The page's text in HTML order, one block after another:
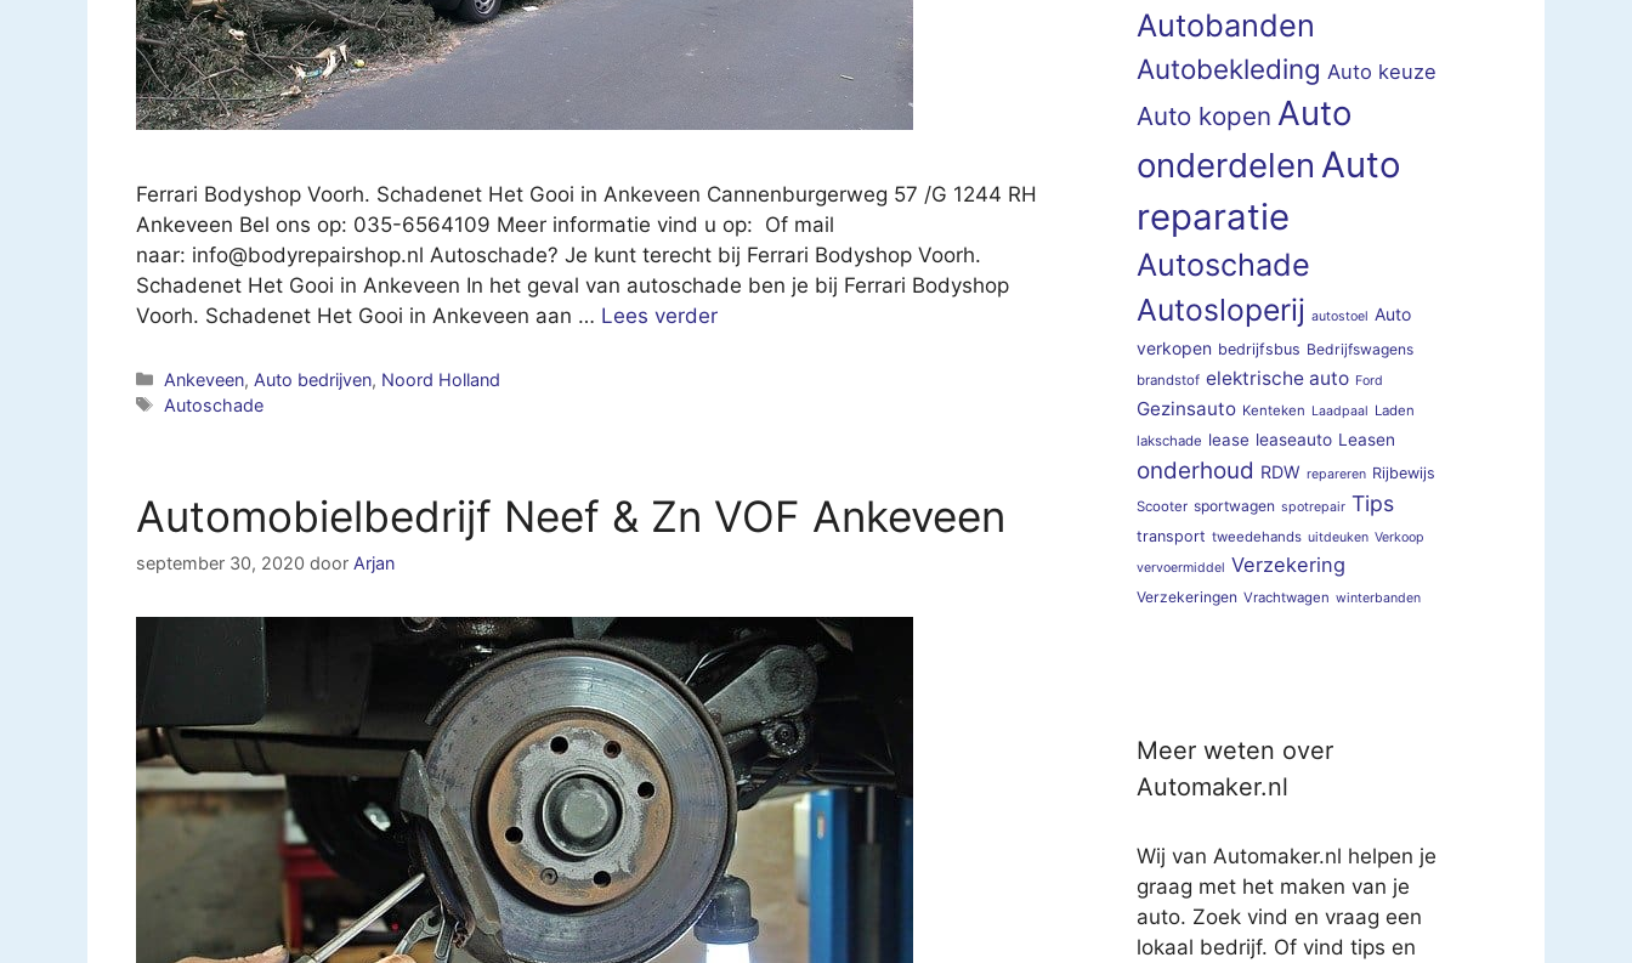
Ferrari Bodyshop Voorh. Schadenet Het Gooi in Ankeveen Cannenburgerweg 57 /G 1244 RH
Ankeveen Bel ons op: 035-6564109 Meer informatie vind u op: Of mail
naar: info@bodyrepairshop.nl Autoschade? Je kunt terecht bij Ferrari Bodyshop Voorh.
Schadenet Het Gooi in Ankeveen In het geval van autoschade ben je bij Ferrari Bodyshop
Voorh. Schadenet Het Gooi in Ankeveen aan … Lees verder
Categorieën
Ankeveen, Auto bedrijven, Noord Holland
Tags
Autoschade
Automobielbedrijf Neef & Zn VOF Ankeveen
september 30, 2020 door Arjan
Autobanden
Autobekleding Auto keuze
Auto kopen Auto
onderdelen Auto
reparatie
Autoschade
Autosloperij autostoel Auto
verkopen bedrijfsbus Bedrijfswagens
brandstof elektrische auto Ford
Gezinsauto Kenteken Laadpaal Laden
lakschade lease leaseauto Leasen
onderhoud RDW repareren Rijbewijs
Scooter sportwagen spotrepair Tips
transport tweedehands uitdeuken Verkoop
vervoermiddel Verzekering
Verzekeringen Vrachtwagen winterbanden
Meer weten over
Automaker.nl
Wij van Automaker.nl helpen je
graag met het maken van je
auto. Zoek vind en vraag een
lokaal bedrijf. Of vind tips en